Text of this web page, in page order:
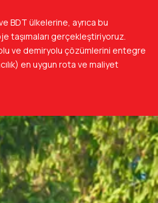
BDT ülkelerine, ayrıca bu
taşımaları gerçekleştiriyoruz.
ve demiryolu çözümlerini entegre
en uygun rota ve maliyet